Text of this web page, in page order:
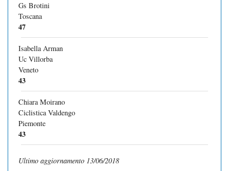
Gs Brotini
Toscana
47
Isabella Arman
Uc Villorba
Veneto
43
Chiara Moirano
Ciclistica Valdengo
Piemonte
43
Ultimo aggiornamento 13/06/2018